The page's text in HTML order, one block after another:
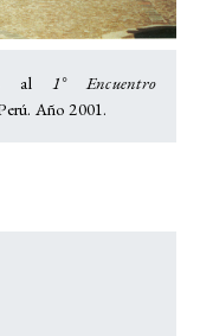
al 1° Encuentro
Año 2001.